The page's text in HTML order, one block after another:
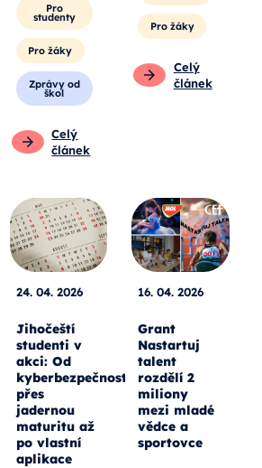
Pro
studenty
Pro žáky
Zprávy od
škol
Celý
článek
Pro žáky
Celý
článek
24. 04. 2026
Jihočeští
studenti v
akci: Od
kyberbezpečnosti
přes
jadernou
maturitu až
po vlastní
aplikace
16. 04. 2026
Grant
Nastartuj
talent
rozdělí 2
miliony
mezi mladé
vědce a
sportovce